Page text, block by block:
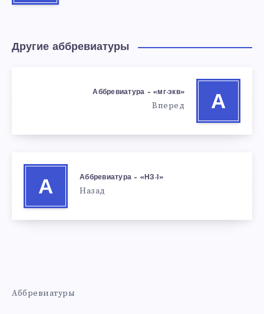
Другие аббревиатуры
А
Аббревиатура – «мг-экв»
Вперед
А
Аббревиатура – «НЗ-1»
Назад
Аббревиатуры